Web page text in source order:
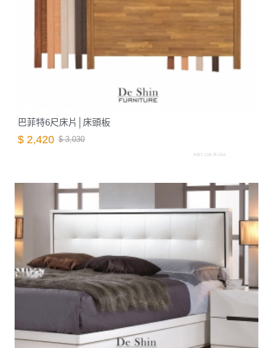
巴菲特6尺床片│床頭板
$ 2,420 $ 3,030
A027.134-76.26A